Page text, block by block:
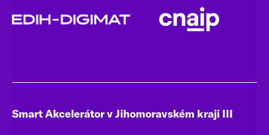
Smart Akcelerátor v Jihomoravském kraji III